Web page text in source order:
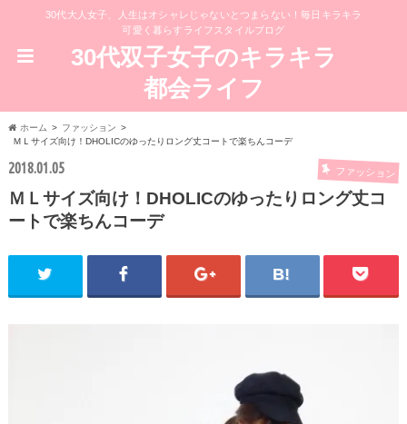
30代大人女子、人生はオシャレじゃないとつまらない！毎日キラキラ
可愛く暮らすライフスタイルブログ
30代双子女子のキラキラ
都会ライフ
ホーム
ファッション
ＭＬサイズ向け！DHOLICのゆったりロング丈コートで楽ちんコーデ
2018.01.05 ファッション
ＭＬサイズ向け！DHOLICのゆったりロング丈コ
ートで楽ちんコーデ